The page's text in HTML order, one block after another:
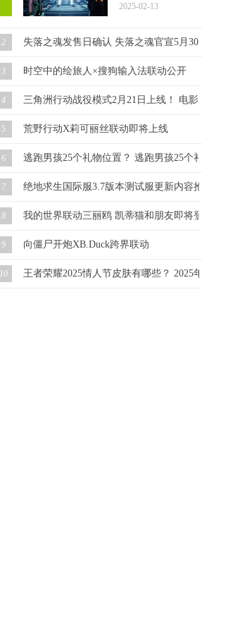
抗，确保自己能够顺利存活，迎接接下来
2025-02-13
2 失落之魂发售日确认 失落之魂官宣5月30日发售！
3 时空中的绘旅人×搜狗输入法联动公开
4 三角洲行动战役模式2月21日上线！ 电影改编 虚
5 荒野行动X莉可丽丝联动即将上线
6 逃跑男孩25个礼物位置？ 逃跑男孩25个礼物怎么
7 绝地求生国际服3.7版本测试服更新内容抢先看！
8 我的世界联动三丽鸥 凯蒂猫和朋友即将登场！
9 向僵尸开炮XB.Duck跨界联动
10 王者荣耀2025情人节皮肤有哪些？ 2025年情人节